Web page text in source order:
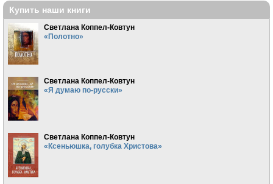
Купить наши книги
Светлана Коппел-Ковтун
«Полотно»
Светлана Коппел-Ковтун
«Я думаю по-русски»
Светлана Коппел-Ковтун
«Ксеньюшка, голубка Христова»